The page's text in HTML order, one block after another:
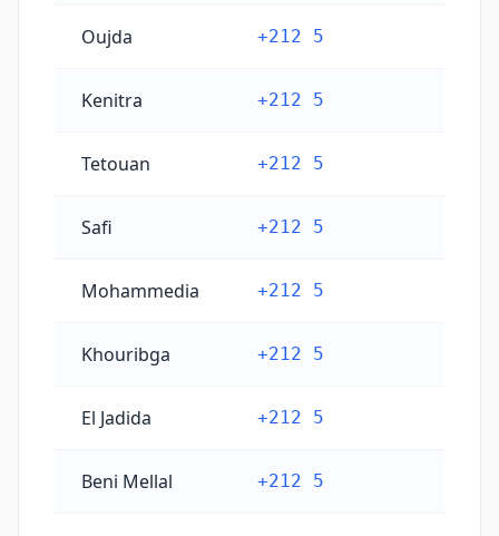
Oujda +212 5
Kenitra +212 5
Tetouan +212 5
Safi +212 5
Mohammedia +212 5
Khouribga +212 5
El Jadida +212 5
Beni Mellal +212 5